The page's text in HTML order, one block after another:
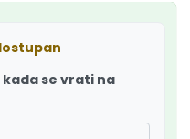
se vrati na